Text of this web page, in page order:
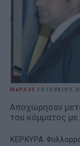
ΜέΡΑ25 10 ΙΟΥΛΊΟΥ
Αποχώρησαν
του κόμματος
ΚΕΡΚΥΡΑ.